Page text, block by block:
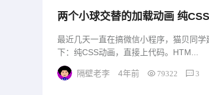
两个小球交替的加载动画 纯
最近几天一直在搞微信小程序，猫贝同
下：纯CSS动画，直接上代码。HTM...
隔壁老李 4年前 79322 3